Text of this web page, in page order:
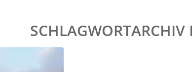
SCHLAGWORTARCHIV